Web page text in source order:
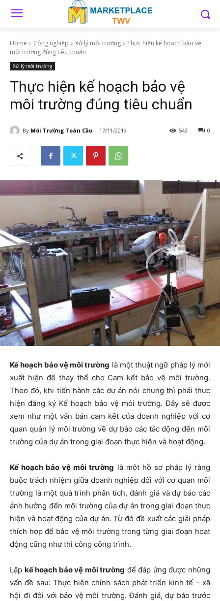
Home Công nghiệp Xử lý môi trường
Thực hiện kế hoạch bảo vệ
môi trường đúng tiêu chuẩn
Xử lý môi trường
Thực hiện kế hoạch bảo vệ
môi trường đúng tiêu chuẩn
By Môi Trường Toàn Cầu 17/11/2019 0
543
Kế hoạch bảo vệ môi trường là một thuật ngữ pháp lý mới
xuất hiện để thay thế cho Cam kết bảo vệ môi trường.
Theo đó, khi tiến hành các dự án nói chung thì phải thực
hiện đăng ký Kế hoạch bảo vệ môi trường. Đây sẽ được
xem như một văn bản cam kết của doanh nghiệp với cơ
quan quản lý môi trường về dự báo các tác động đến môi
trường của dự án trong giai đoạn thực hiện và hoạt động.
Kế hoạch bảo vệ môi trường là một hồ sơ pháp lý ràng
buộc trách nhiệm giữa doanh nghiệp đối với cơ quan môi
trường là một quá trình phân tích, đánh giá và dự báo các
ảnh hưởng đến môi trường của dự án trong giai đoạn thực
hiện và hoạt động của dự án. Từ đó đề xuất các giải pháp
thích hợp để bảo vệ môi trường trong từng giai đoạn hoạt
động cũng như thi công công trình.
Lập kế hoạch bảo vệ môi trường để đáp ứng được những
vấn đề sau: Thực hiện chính sách phát triển kinh tế – xã
hội đi đôi với bảo vệ môi trường. Đánh giá, dự báo trước